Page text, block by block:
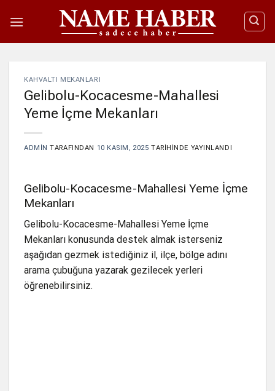
atla
KAHVALTI MEKANLARI
Gelibolu-Kocacesme-Mahallesi
Yeme İçme Mekanları
ADMIN TARAFINDAN 10 KASIM, 2025 TARIHINDE YAYINLANDI
Gelibolu-Kocacesme-Mahallesi Yeme İçme
Mekanları
Gelibolu-Kocacesme-Mahallesi Yeme İçme
Mekanları konusunda destek almak isterseniz
aşağıdan gezmek istediğiniz il, ilçe, bölge adını
arama çubuğuna yazarak gezilecek yerleri
öğrenebilirsiniz.